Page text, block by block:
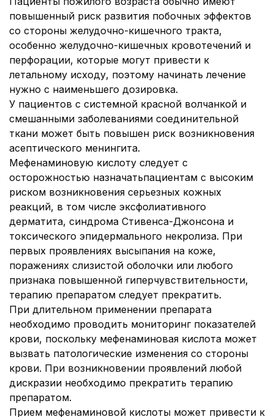
повышенный риск развития побочных эффектов
со стороны желудочно-кишечного тракта,
особенно желудочно-кишечных кровотечений и
перфорации, которые могут привести к
летальному исходу, поэтому начинать лечение
нужно с наименьшего дозировка.
У пациентов с системной красной волчанкой и
смешанными заболеваниями соединительной
ткани может быть повышен риск возникновения
асептического менингита.
Мефенаминовую кислоту следует с
осторожностью назначатьпациентам с высоким
риском возникновения серьезных кожных
реакций, в том числе эксфолиативного
дерматита, синдрома Стивенса-Джонсона и
токсического эпидермального некролиза. При
первых проявлениях высыпания на коже,
поражениях слизистой оболочки или любого
признака повышенной гиперчувствительности,
терапию препаратом следует прекратить.
При длительном применении препарата
необходимо проводить мониторинг показателей
крови, поскольку мефенаминовая кислота может
вызвать патологические изменения со стороны
крови. При возникновении проявлений любой
дискразии необходимо прекратить терапию
препаратом.
Прием мефенаминовой кислоты может привести к